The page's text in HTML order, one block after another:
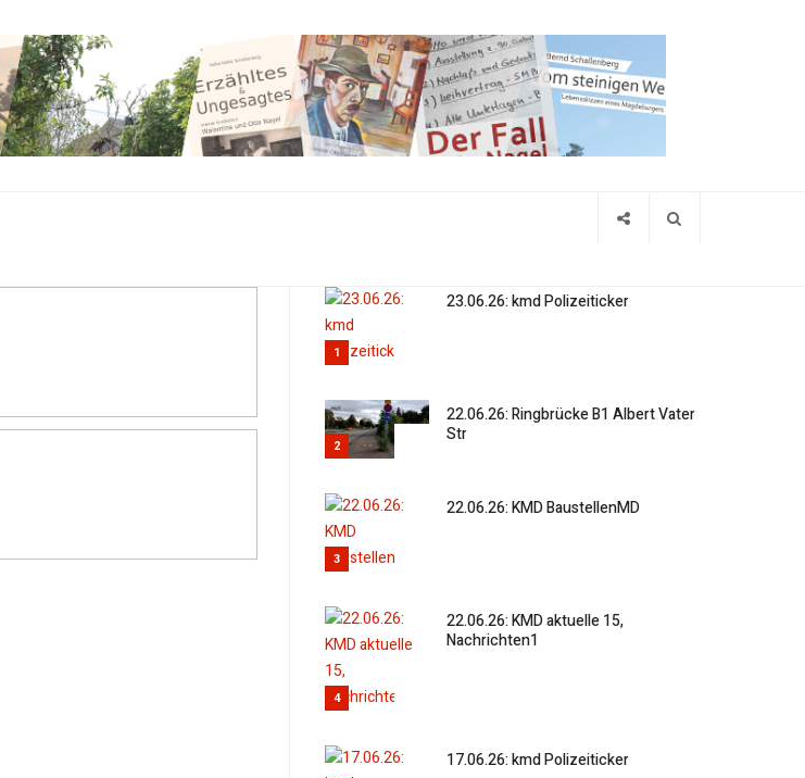
1
23.06.26: kmd Polizeiticker
2
22.06.26: Ringbrücke B1 Albert Vater
Str
3
22.06.26: KMD BaustellenMD
4
22.06.26: KMD aktuelle 15,
Nachrichten1
17.06.26: kmd Polizeiticker